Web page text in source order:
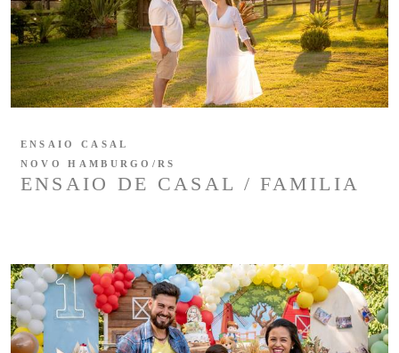
ENSAIO DE CASAL / FAMILIA
ENSAIO CASAL
NOVO HAMBURGO/RS